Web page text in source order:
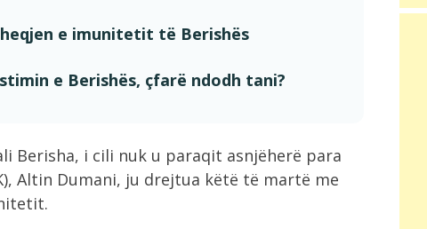
heqjen e imunitetit të Berishës
e Berishës, çfarë ndodh tani?
Berisha, i cili nuk u paraqit asnjëherë para
Altin Dumani, ju drejtua këtë të martë me